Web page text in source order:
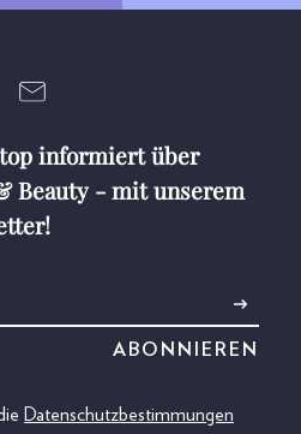
informiert über
Beauty - mit unserem
Datenschutzbestimmungen